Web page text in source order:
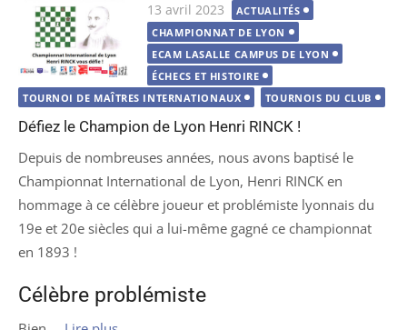
Publié
le
13 avril 2023
ACTUALITÉS
CHAMPIONNAT DE LYON
ECAM LASALLE CAMPUS DE LYON
ÉCHECS ET HISTOIRE
TOURNOI DE MAÎTRES INTERNATIONAUX
TOURNOIS DU CLUB
Défiez le Champion de Lyon Henri RINCK !
Depuis de nombreuses années, nous avons baptisé le
Championnat International de Lyon, Henri RINCK en
hommage à ce célèbre joueur et problémiste lyonnais du
19e et 20e siècles qui a lui-même gagné ce championnat
en 1893 !
Célèbre problémiste